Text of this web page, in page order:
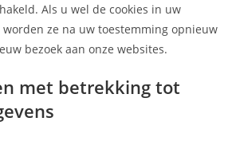
Als u wel de cookies in uw
ze na uw toestemming opnieuw
bezoek aan onze websites.
met betrekking tot